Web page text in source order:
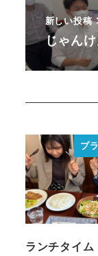
新しい投稿
じゃん
プ
ランチタイ